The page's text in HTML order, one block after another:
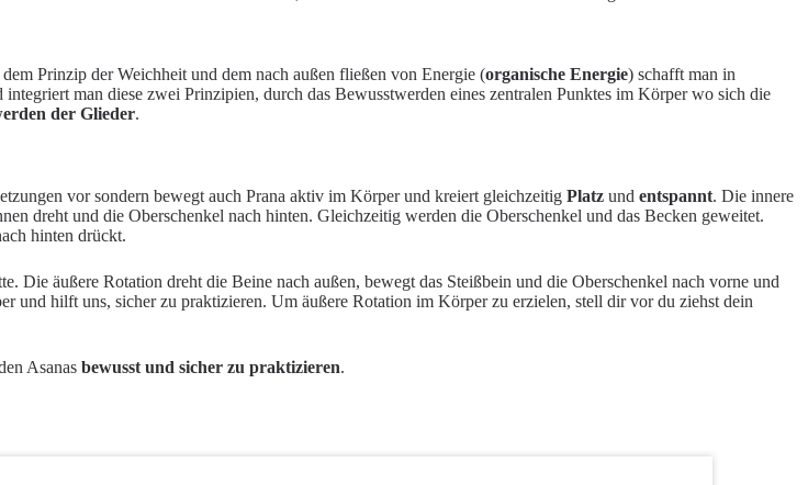
Prinzip der Weichheit und dem nach außen fließen von Energie (organische Energie) schafft man in
integriert man diese zwei Prinzipien, durch das Bewusstwerden eines zentralen Punktes im Körper wo sich die
der Glieder.
vor sondern bewegt auch Prana aktiv im Körper und kreiert gleichzeitig Platz und entspannt. Die innere
dreht und die Oberschenkel nach hinten. Gleichzeitig werden die Oberschenkel und das Becken geweitet.
hinten drückt.
äußere Rotation dreht die Beine nach außen, bewegt das Steißbein und die Oberschenkel nach vorne und
und hilft uns, sicher zu praktizieren. Um äußere Rotation im Körper zu erzielen, stell dir vor du ziehst dein
Asanas bewusst und sicher zu praktizieren.